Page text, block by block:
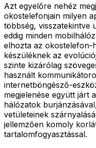
Azt egyelőre nehéz
okostelefonjain milyen
többség, visszatekintve
eddig minden
elhozta az okostelefon-
készüléknek az
szinte kizárólag
használt
internetböngésző-
megjelenése együtt járt
hálózatok
vetületeinek
jellemzően komoly
tartalomfogyasztással.